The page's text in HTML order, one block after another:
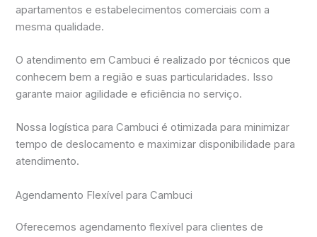
apartamentos e estabelecimentos comerciais com a
mesma qualidade.
O atendimento em Cambuci é realizado por técnicos que
conhecem bem a região e suas particularidades. Isso
garante maior agilidade e eficiência no serviço.
Nossa logística para Cambuci é otimizada para minimizar
tempo de deslocamento e maximizar disponibilidade para
atendimento.
Agendamento Flexível para Cambuci
Oferecemos agendamento flexível para clientes de